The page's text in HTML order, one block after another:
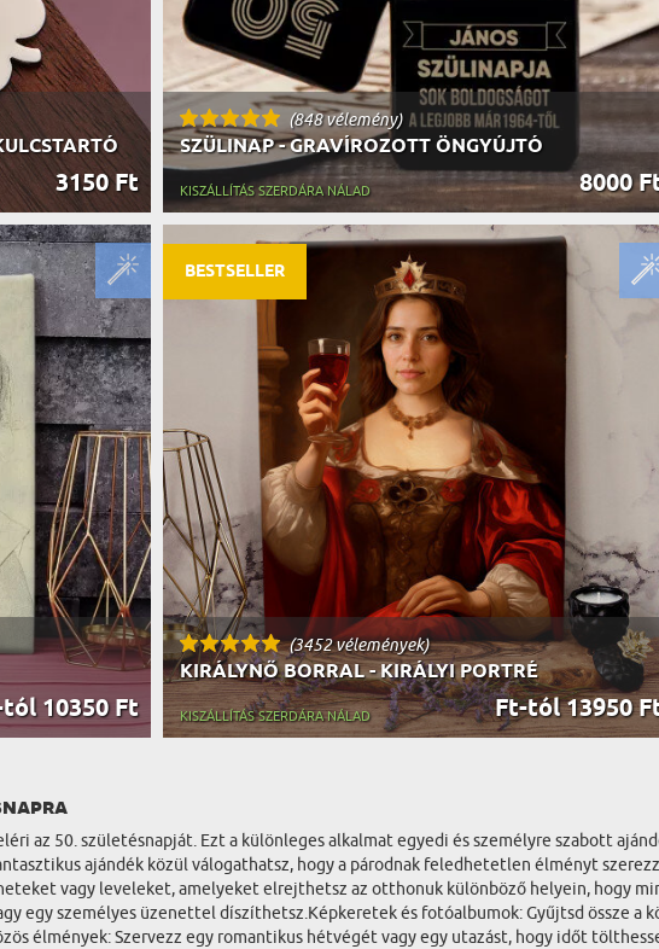
3150 Ft
(848 vélemény)
SZÜLINAP - GRAVÍROZOTT ÖNGYÚJTÓ
8000
KISZÁLLÍTÁS SZERDÁRA NÁLAD
(3452 vélemények)
KIRÁLYNŐ BORRAL - KIRÁLYI PORTRÉ
Ft-tól 13950
KISZÁLLÍTÁS SZERDÁRA NÁLAD
BESTSELLER
10350 Ft
az 50. születésnapját. Ezt a különleges alkalmat egyedi és személyre szabott
ajándék közül válogathatsz, hogy a párodnak feledhetetlen élményt
vagy leveleket, amelyeket elrejthetsz az otthonuk különböző helyein, hogy
egy személyes üzenettel díszíthetsz.Képkeretek és fotóalbumok: Gyűjtsd össze
élmények: Szervezz egy romantikus hétvégét vagy egy utazást, hogy időt